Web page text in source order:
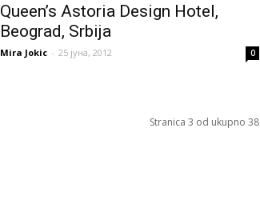
Queen’s Astoria Design Hotel,
Beograd, Srbija
Mira Jokic - 25 јуна, 2012 0
Stranica 3 od ukupno 38